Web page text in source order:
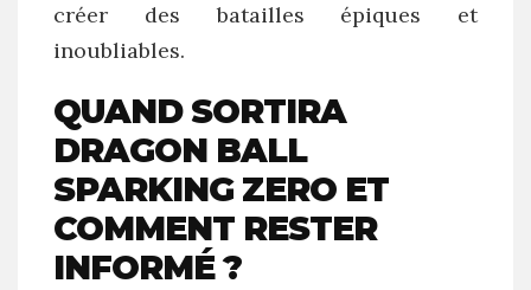
créer des batailles épiques et
inoubliables.
QUAND SORTIRA
DRAGON BALL
SPARKING ZERO ET
COMMENT RESTER
INFORMÉ ?